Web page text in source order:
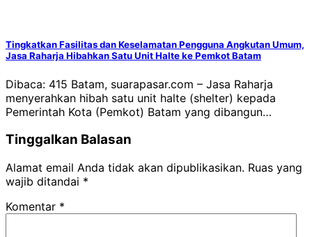
Tingkatkan Fasilitas dan Keselamatan Pengguna Angkutan Umum,
Jasa Raharja Hibahkan Satu Unit Halte ke Pemkot Batam
Dibaca: 415 Batam, suarapasar.com – Jasa Raharja
menyerahkan hibah satu unit halte (shelter) kepada
Pemerintah Kota (Pemkot) Batam yang dibangun…
Tinggalkan Balasan
Alamat email Anda tidak akan dipublikasikan. Ruas yang
wajib ditandai *
Komentar *